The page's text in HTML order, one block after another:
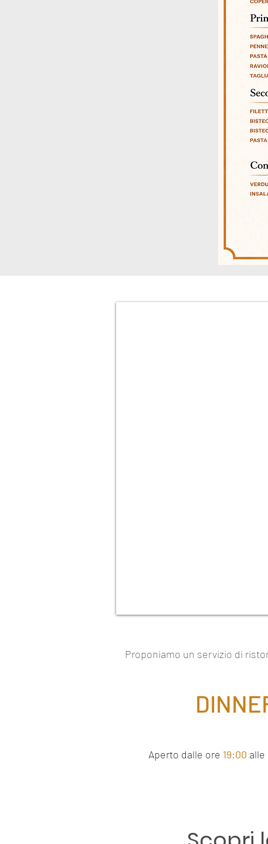
Proponiamo un servizio di
Aperto dalle ore 19:00 alle